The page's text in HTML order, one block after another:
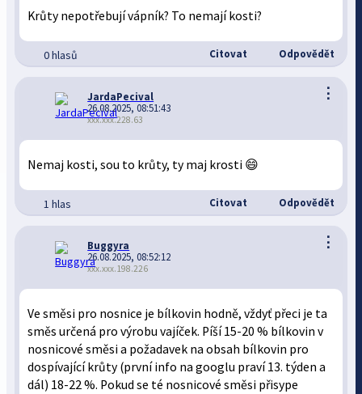
Krůty nepotřebují vápník? To nemají kosti?
0 hlasů Citovat Odpovědět
⋮
JardaPecival
26.08.2025, 08:51:43
xxx.xxx.228.63
Nemaj kosti, sou to krůty, ty maj krosti 😄
1 hlas Citovat Odpovědět
⋮
Buggyra
26.08.2025, 08:52:12
xxx.xxx.198.226
Ve směsi pro nosnice je bílkovin hodně, vždyť přeci je ta
směs určená pro výrobu vajíček. Píší 15-20 % bílkovin v
nosnicové směsi a požadavek na obsah bílkovin pro
dospívající krůty (první info na googlu praví 13. týden a
dál) 18-22 %. Pokud se té nosnicové směsi přisype